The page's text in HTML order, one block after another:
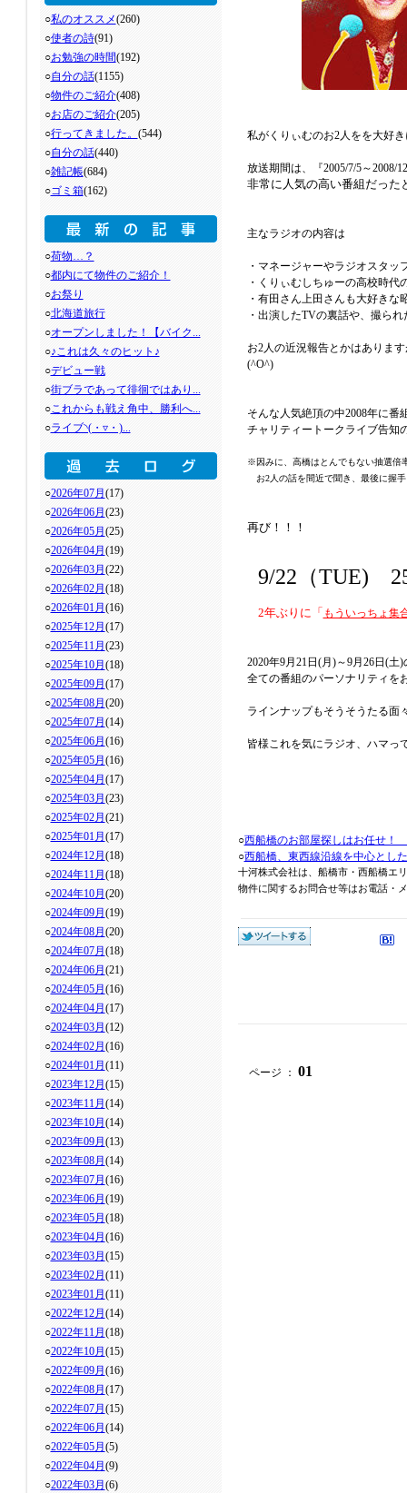
○私のオススメ(260)
○使者の詩(91)
○お勉強の時間(192)
○自分の話(1155)
○物件のご紹介(408)
○お店のご紹介(205)
○行ってきました。 (544)
○自分の話(440)
○雑記帳(684)
○ゴミ箱(162)
○荷物…？
○都内にて物件のご紹介！
○お祭り
○北海道旅行
○オープンしました！【バイク...
○♪これは久々のヒット♪
○デビュー戦
○街ブラであって徘徊ではあり...
○これからも戦え角中、勝利へ...
○ライブ◝(・▿・)...
○2026年07月 (17)
○2026年06月 (23)
○2026年05月 (25)
○2026年04月 (19)
○2026年03月 (22)
○2026年02月 (18)
○2026年01月 (16)
○2025年12月 (17)
○2025年11月 (23)
○2025年10月 (18)
○2025年09月 (17)
○2025年08月 (20)
○2025年07月 (14)
○2025年06月 (16)
○2025年05月 (16)
○2025年04月 (17)
○2025年03月 (23)
○2025年02月 (21)
○2025年01月 (17)
○2024年12月 (18)
○2024年11月 (18)
○2024年10月 (20)
○2024年09月 (19)
○2024年08月 (20)
○2024年07月 (18)
○2024年06月 (21)
○2024年05月 (16)
○2024年04月 (17)
○2024年03月 (12)
○2024年02月 (16)
○2024年01月 (11)
○2023年12月 (15)
○2023年11月 (14)
○2023年10月 (14)
○2023年09月 (13)
○2023年08月 (14)
○2023年07月 (16)
○2023年06月 (19)
○2023年05月 (18)
○2023年04月 (16)
○2023年03月 (15)
○2023年02月 (11)
○2023年01月 (11)
○2022年12月 (14)
○2022年11月 (18)
○2022年10月 (15)
○2022年09月 (16)
○2022年08月 (17)
○2022年07月 (15)
○2022年06月 (14)
○2022年05月 (5)
○2022年04月 (9)
○2022年03月 (6)
私がくりぃむのお2人をを大好
放送期間は、『2005/7/5～2008/
非常に人気の高い番組だった
主なラジオの内容は
・マネージャーやラジオスタッ
・くりぃむしちゅーの高校時
・有田さん上田さんも大好きな
・出演したTVの裏話や、撮ら
お2人の近況報告とかはありま
(^O^)
そんな人気絶頂の中2008年に番
チャリティートークライブ告知
※因みに、高橋はとんでもない抽選倍
お2人の話を間近で聞き、最後に握
再び！！！
9/22（TUE)
2年ぶりに「 もういっちょ集
2020年9月21日(月)～9月26日(土)
全ての番組のパーソナリティを
ラインナップもそうそうたる面
皆様これを気にラジオ、ハマっ
○西船橋のお部屋探しはお任せ！
○西船橋、東西線沿線を中心とし
十河株式会社は、船橋市・西船橋エ
物件に関するお問合せ等はお電話・
ページ ： 01